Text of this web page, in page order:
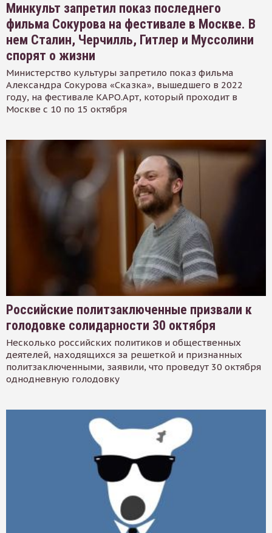
Минкульт запретил показ последнего
фильма Сокурова на фестивале в Москве. В
нем Сталин, Черчилль, Гитлер и Муссолини
спорят о жизни
Министерство культуры запретило показ фильма
Александра Сокурова «Сказка», вышедшего в 2022
году, на фестивале КАРО.Арт, который проходит в
Москве с 10 по 15 октября
Российские политзаключенные призвали к
голодовке солидарности 30 октября
Несколько российских политиков и общественных
деятелей, находящихся за решеткой и признанных
политзаключенными, заявили, что проведут 30 октября
однодневную голодовку